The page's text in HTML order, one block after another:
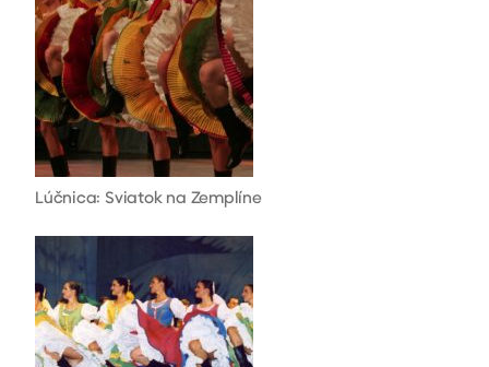
Lúčnica: Sviatok na Zemplíne